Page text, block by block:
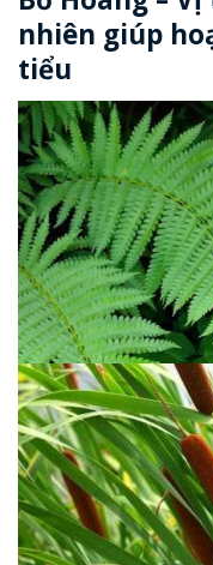
nhiên giúp
tiểu